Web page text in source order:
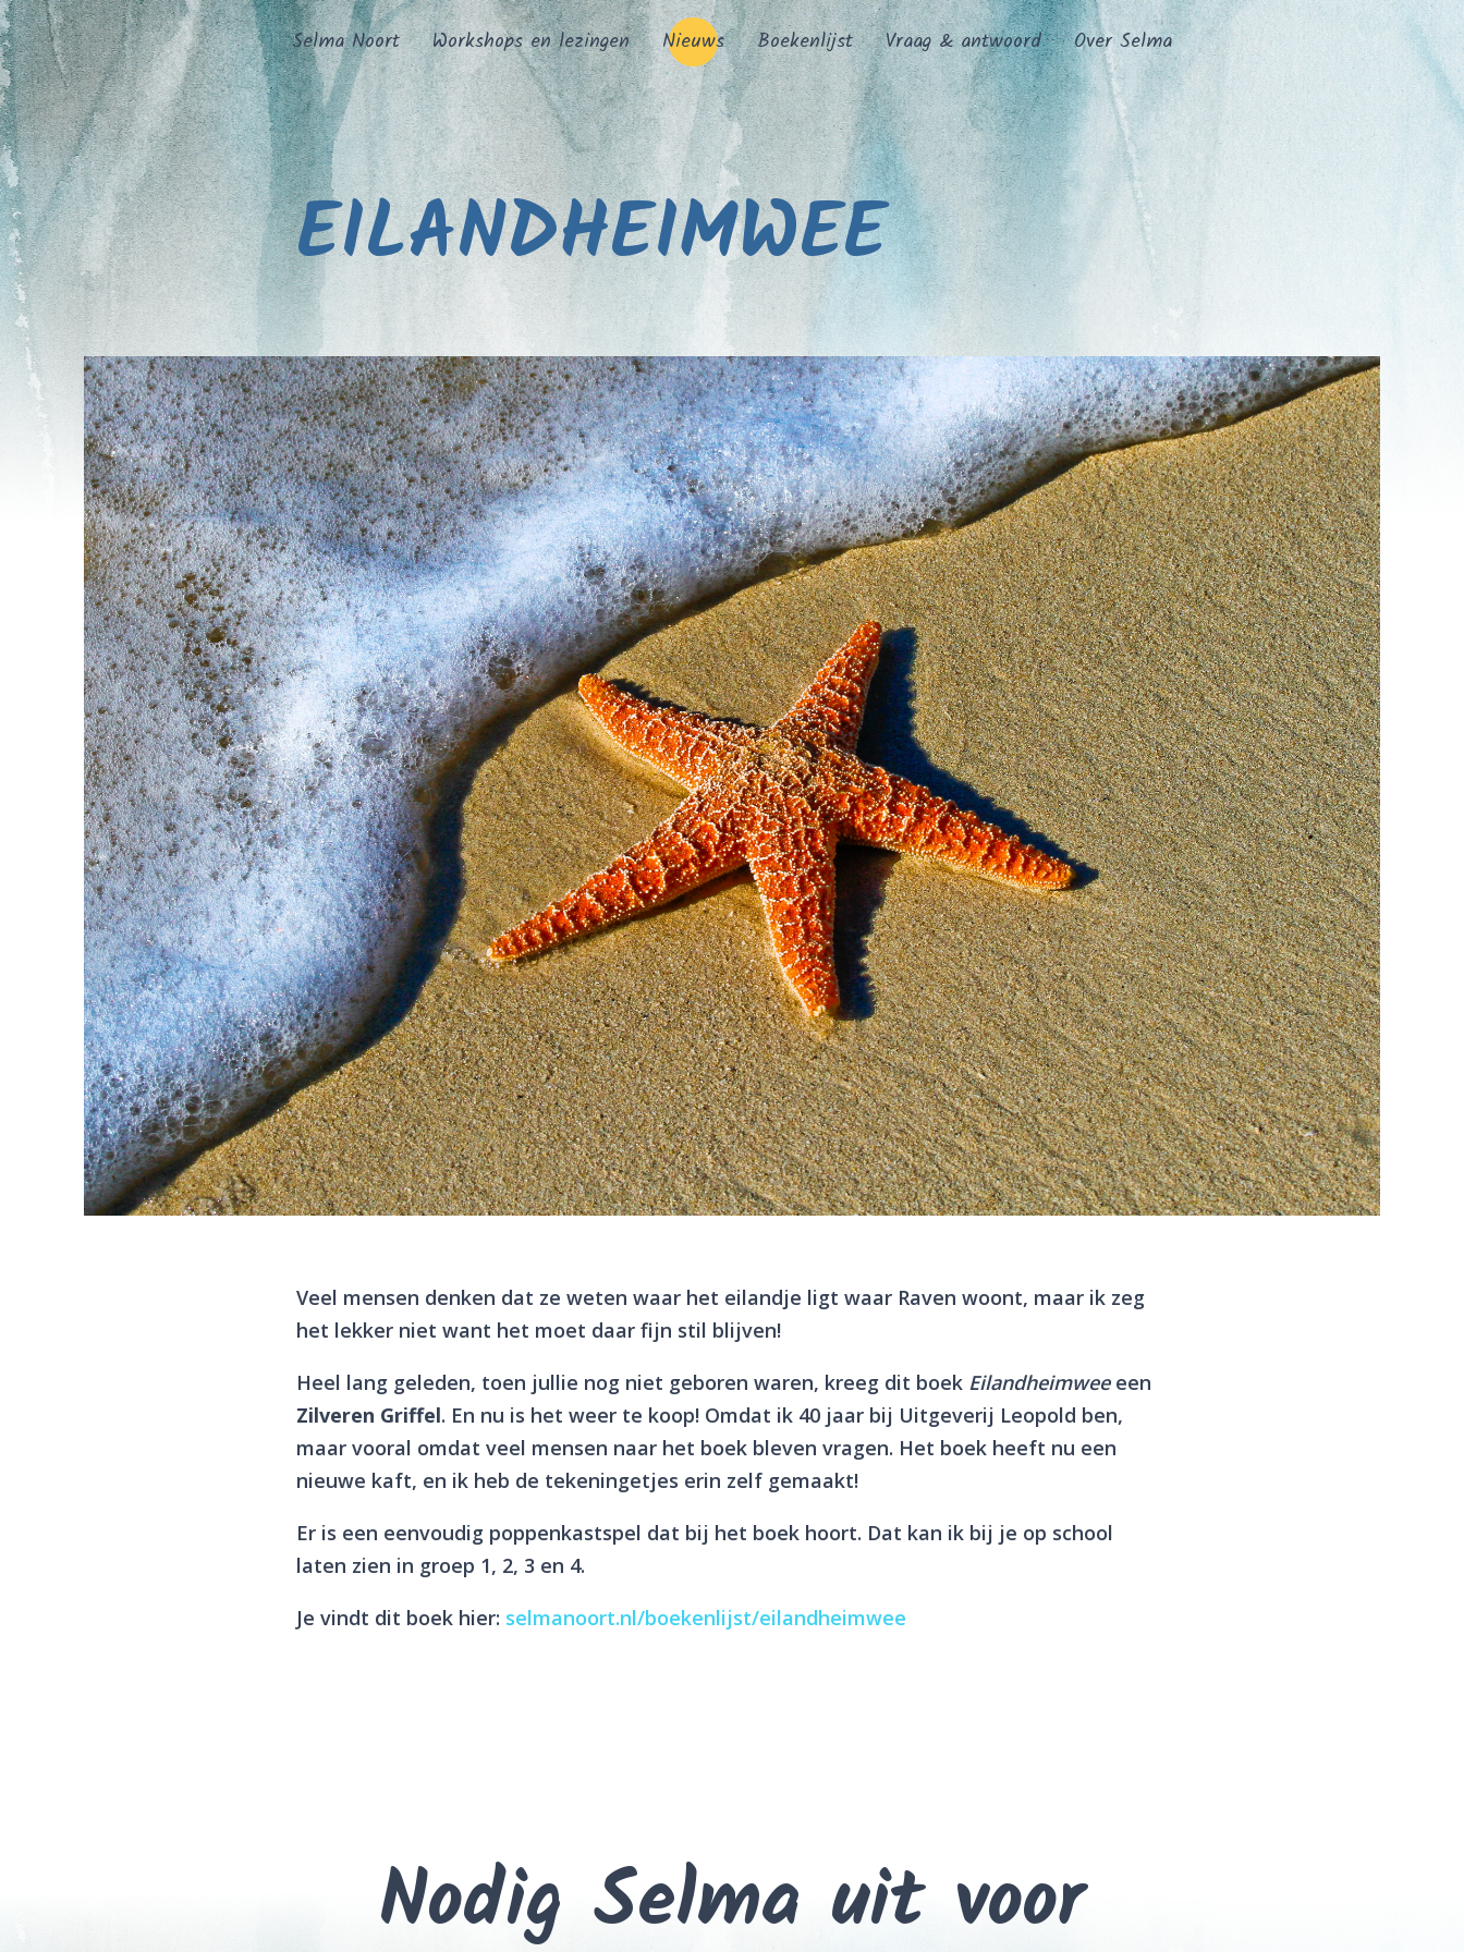
Selma Noort Workshops en lezingen Nieuws Boekenlijst Vraag & antwoord Over Selma
EILANDHEIMWEE
Veel mensen denken dat ze weten waar het eilandje ligt waar Raven woont, maar ik zeg
het lekker niet want het moet daar fijn stil blijven!
Heel lang geleden, toen jullie nog niet geboren waren, kreeg dit boek Eilandheimweeeen
Zilveren Griffel. En nu is het weer te koop! Omdat ik 40 jaar bij Uitgeverij Leopold ben,
maar vooral omdat veel mensen naar het boek bleven vragen. Het boek heeft nu een
nieuwe kaft, en ik heb de tekeningetjes erin zelf gemaakt!
Er is een eenvoudig poppenkastspel dat bij het boek hoort. Dat kan ik bij je op school
laten zien in groep 1, 2, 3 en 4.
Je vindt dit boek hier: selmanoort.nl/boekenlijst/eilandheimwee
Nodig Selma uit voor